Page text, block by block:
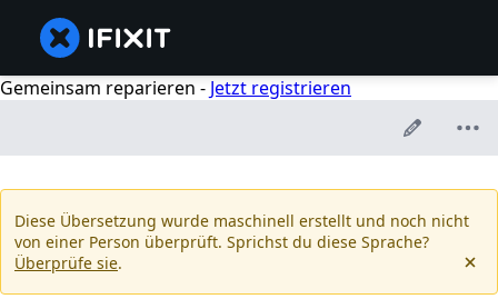
Gemeinsam reparieren - Jetzt registrieren
Diese Übersetzung wurde maschinell erstellt und noch nicht
von einer Person überprüft. Sprichst du diese Sprache?
Überprüfe sie.